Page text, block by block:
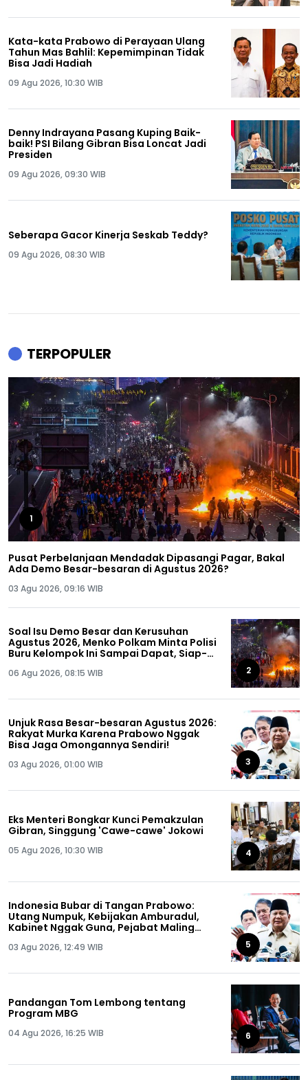
Kata-kata Prabowo di Perayaan Ulang
Tahun Mas Bahlil: Kepemimpinan Tidak
Bisa Jadi Hadiah
09 Agu 2026, 10:30 WIB
Denny Indrayana Pasang Kuping Baik-
baik! PSI Bilang Gibran Bisa Loncat Jadi
Presiden
09 Agu 2026, 09:30 WIB
Seberapa Gacor Kinerja Seskab Teddy?
09 Agu 2026, 08:30 WIB
TERPOPULER
1
Pusat Perbelanjaan Mendadak Dipasangi Pagar, Bakal
Ada Demo Besar-besaran di Agustus 2026?
03 Agu 2026, 09:16 WIB
Soal Isu Demo Besar dan Kerusuhan
Agustus 2026, Menko Polkam Minta Polisi
Buru Kelompok Ini Sampai Dapat, Siap-
06 Agu 2026, 08:15 WIB 2
Unjuk Rasa Besar-besaran Agustus 2026:
Rakyat Murka Karena Prabowo Nggak
Bisa Jaga Omongannya Sendiri!
03 Agu 2026, 01:00 WIB 3
Eks Menteri Bongkar Kunci Pemakzulan
Gibran, Singgung 'Cawe-cawe' Jokowi
05 Agu 2026, 10:30 WIB 4
Indonesia Bubar di Tangan Prabowo:
Utang Numpuk, Kebijakan Amburadul,
Kabinet Nggak Guna, Pejabat Maling
03 Agu 2026, 12:49 WIB 5
Pandangan Tom Lembong tentang
Program MBG
04 Agu 2026, 16:25 WIB 6